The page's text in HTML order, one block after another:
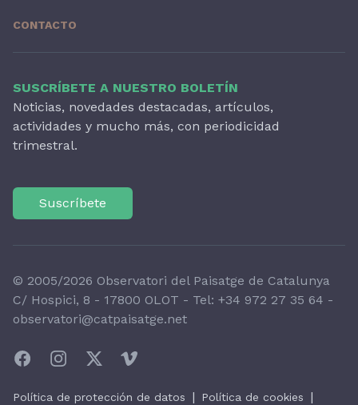
CONTACTO
SUSCRÍBETE A NUESTRO BOLETÍN
Noticias, novedades destacadas, artículos,
actividades y mucho más, con periodicidad
trimestral.
Suscríbete
© 2005/2026 Observatori del Paisatge de Catalunya
C/ Hospici, 8 - 17800 OLOT - Tel: +34 972 27 35 64 -
observatori@catpaisatge.net
Política de protección de datos | Política de cookies |